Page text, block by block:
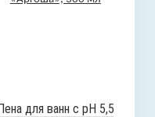
для ванн с pH 5,5